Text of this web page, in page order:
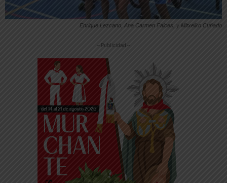
Enrique Lezcano, Ana Carmen Falces, y Mitxelko Cuñado
-- Publicidad --